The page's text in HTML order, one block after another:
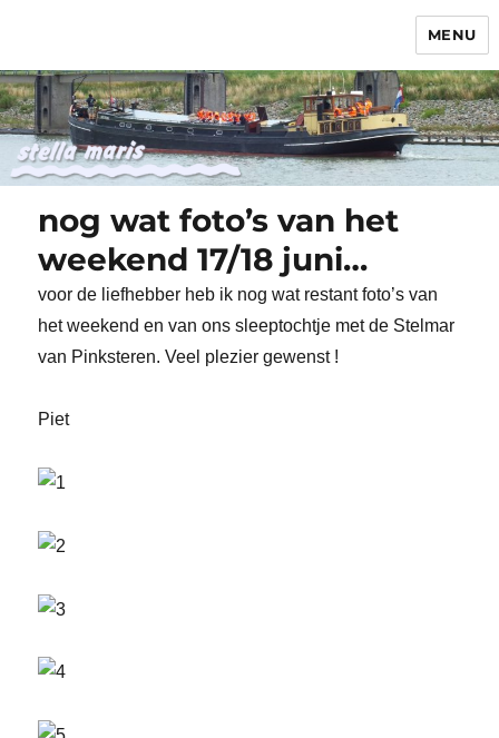
MENU
nog wat foto’s van het
weekend 17/18 juni…
voor de liefhebber heb ik nog wat restant foto’s van
het weekend en van ons sleeptochtje met de Stelmar
van Pinksteren. Veel plezier gewenst !
Piet